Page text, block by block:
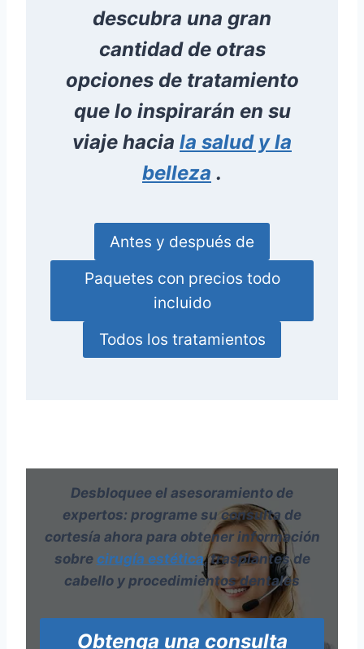
descubra una gran
cantidad de otras
opciones de tratamiento
que lo inspirarán en su
viaje hacia la salud y la
belleza .
Antes y después de
Paquetes con precios todo
incluido
Todos los tratamientos
Desbloquee el asesoramiento de
expertos: programe su consulta de
cortesía ahora para obtener información
sobre cirugía estética, trasplantes de
cabello y procedimientos dentales
Obtenga una consulta